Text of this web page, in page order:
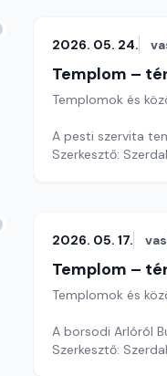
2026. 05. 24.
Templom –
Templomok és
A pesti szervita
Szerkesztő:
2026. 05. 17.
Templom –
Templomok és
A borsodi Arlóról
Szerkesztő: